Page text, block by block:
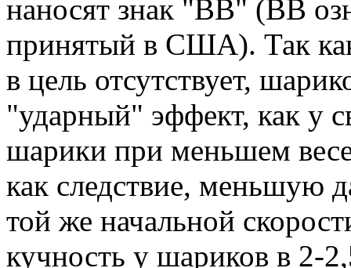
наносят знак "ВВ" (ВВ
принятый в США). Так
в цель отсутствует,
"ударный" эффект, как у
шарики при меньшем
как следствие, меньшую
той же начальной
кучность у шариков в 2-